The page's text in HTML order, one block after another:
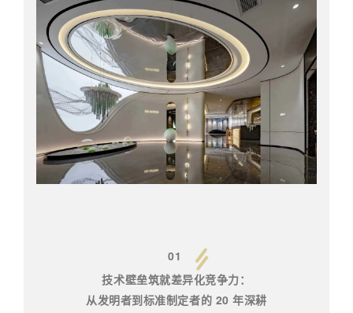
01
技术壁垒筑就差异化竞争力：
从发明者到标准制定者的 20 年深耕